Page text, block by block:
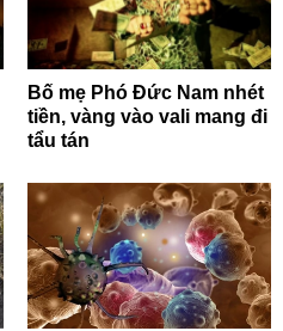
Bố mẹ Phó Đức Nam nhét
tiền, vàng vào vali mang đi
tẩu tán